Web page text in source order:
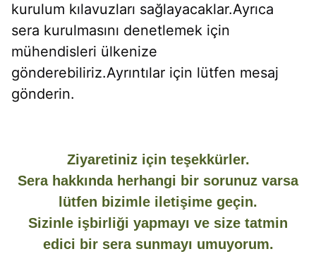
kurulum kılavuzları sağlayacaklar.Ayrıca
sera kurulmasını denetlemek için
mühendisleri ülkenize
gönderebiliriz.Ayrıntılar için lütfen mesaj
gönderin.
Ziyaretiniz için teşekkürler.
Sera hakkında herhangi bir sorunuz varsa
lütfen bizimle iletişime geçin.
Sizinle işbirliği yapmayı ve size tatmin
edici bir sera sunmayı umuyorum.